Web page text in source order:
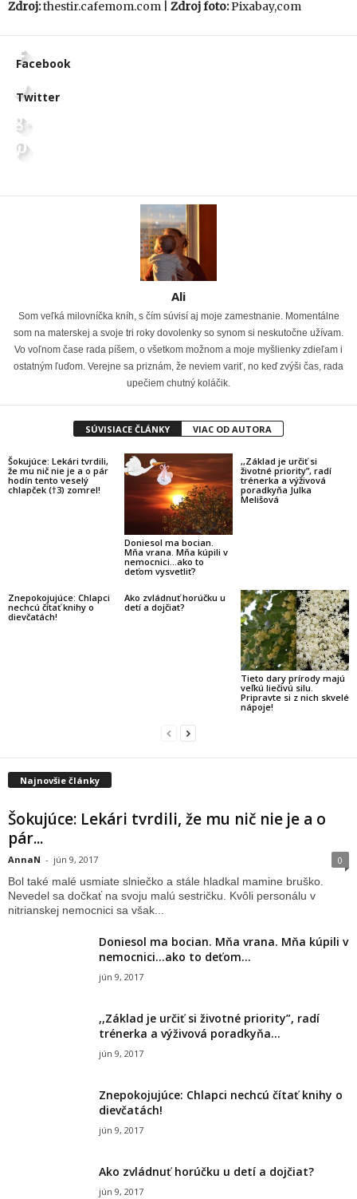
Zdroj:thestir.cafemom.com | Zdroj foto:Pixabay,com
Facebook
Twitter
Ali
Som veľká milovníčka kníh, s čím súvisí aj moje zamestnanie. Momentálne
som na materskej a svoje tri roky dovolenky so synom si neskutočne užívam.
Vo voľnom čase rada píšem, o všetkom možnom a moje myšlienky zdieľam i
ostatným ľuďom. Verejne sa priznám, že neviem variť, no keď zvýši čas, rada
upečiem chutný koláčik.
SÚVISIACE ČLÁNKY VIAC OD AUTORA
Šokujúce: Lekári tvrdili,
že mu nič nie je a o pár
hodín tento veselý
chlapček (†3) zomrel!
Doniesol ma bocian.
Mňa vrana. Mňa kúpili v
nemocnici…ako to
deťom vysvetliť?
,,Základ je určiť si
životné priority”, radí
trénerka a výživová
poradkyňa Julka
Melišová
Znepokojujúce: Chlapci
nechcú čítať knihy o
dievčatách!
Ako zvládnuť horúčku u
detí a dojčiat?
Tieto dary prírody majú
veľkú liečivú silu.
Pripravte si z nich skvelé
nápoje!
Najnovšie články
Šokujúce: Lekári tvrdili, že mu nič nie je a o
pár...
AnnaN - jún 9, 2017 0
Bol také malé usmiate slniečko a stále hladkal mamine bruško.
Nevedel sa dočkať na svoju malú sestričku. Kvôli personálu v
nitrianskej nemocnici sa však...
Doniesol ma bocian. Mňa vrana. Mňa kúpili v
nemocnici…ako to deťom...
jún 9, 2017
,,Základ je určiť si životné priority”, radí
trénerka a výživová poradkyňa...
jún 9, 2017
Znepokojujúce: Chlapci nechcú čítať knihy o
dievčatách!
jún 9, 2017
Ako zvládnuť horúčku u detí a dojčiat?
jún 9, 2017